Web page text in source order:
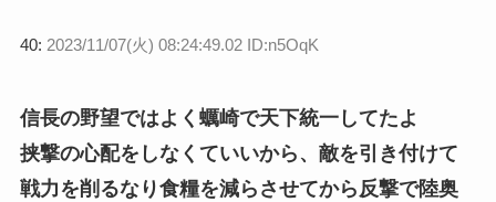
40: 2023/11/07(火) 08:24:49.02 ID:n5OqK
信長の野望ではよく蠣崎で天下統一してたよ
挟撃の心配をしなくていいから、敵を引き付けて
戦力を削るなり食糧を減らさせてから反撃で陸奥